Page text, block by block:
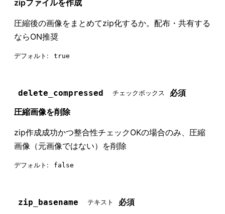
zipファイルを作成
圧縮後の画像をまとめてzip化するか。配布・共有する
ならON推奨
デフォルト: true
delete_compressed チェックボックス
必須
圧縮画像を削除
zip作成成功かつ整合性チェックOKの場合のみ、圧縮
画像（元画像ではない）を削除
デフォルト: false
zip_basename テキスト
必須